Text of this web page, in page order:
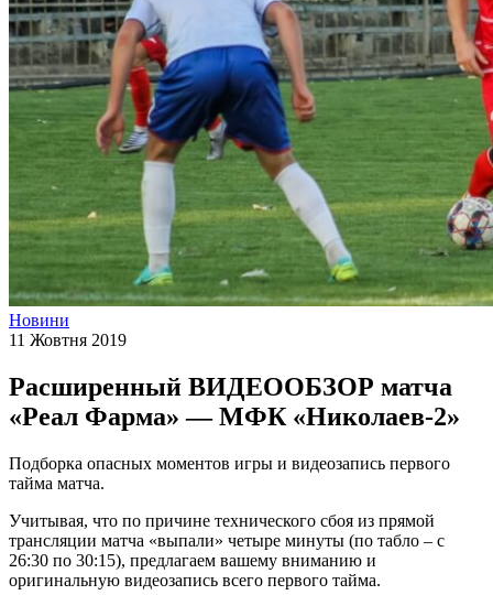
Новини
11 Жовтня 2019
Расширенный ВИДЕООБЗОР матча
«Реал Фарма» — МФК «Николаев-2»
Подборка опасных моментов игры и видеозапись первого
тайма матча.
Учитывая, что по причине технического сбоя из прямой
трансляции матча «выпали» четыре минуты (по табло – с
26:30 по 30:15), предлагаем вашему вниманию и
оригинальную видеозапись всего первого тайма.